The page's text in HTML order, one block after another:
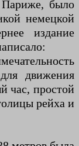
Париже, было
немецкой
издание
движения
час, простой
рейха и